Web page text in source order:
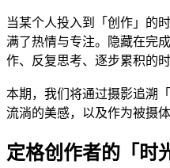
当某个人投入到「创作」的
满了热情与专注。隐藏在完
作、反复思考、逐步累积的
本期，我们将通过摄影追溯
流淌的美感，以及作为被摄
定格创作者的「时